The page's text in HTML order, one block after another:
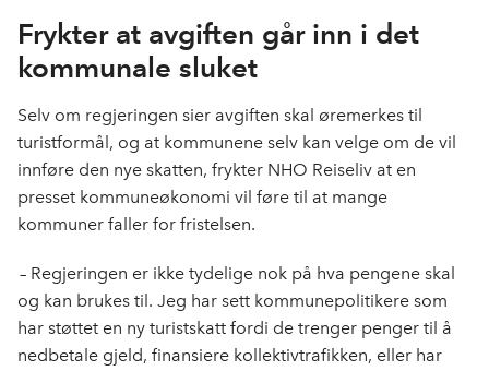
Frykter at avgiften går inn i det
kommunale sluket
Selv om regjeringen sier avgiften skal øremerkes til
turistformål, og at kommunene selv kan velge om de vil
innføre den nye skatten, frykter NHO Reiseliv at en
presset kommuneøkonomi vil føre til at mange
kommuner faller for fristelsen.
– Regjeringen er ikke tydelige nok på hva pengene skal
og kan brukes til. Jeg har sett kommunepolitikere som
har støttet en ny turistskatt fordi de trenger penger til å
nedbetale gjeld, finansiere kollektivtrafikken, eller har